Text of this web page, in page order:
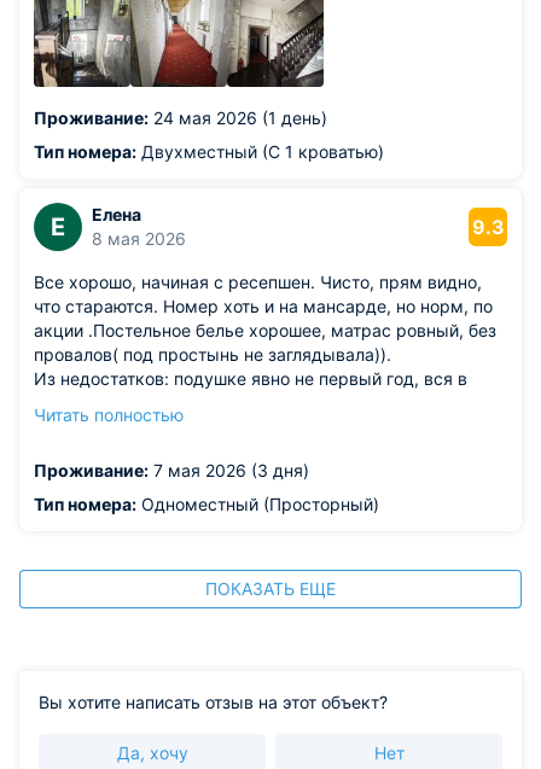
Проживание: 24 мая 2026 (1 день)
Тип номера: Двухместный (С 1 кроватью)
Е
Елена
8 мая 2026
9.3
Все хорошо, начиная с ресепшен. Чисто, прям видно,
что стараются. Номер хоть и на мансарде, но норм, по
акции .Постельное белье хорошее, матрас ровный, без
провалов( под простынь не заглядывала)).
Из недостатков: подушке явно не первый год, вся в
для душа на честном слове держится( скажу на
Читать полностью
Проживание: 7 мая 2026 (3 дня)
Тип номера: Одноместный (Просторный)
ПОКАЗАТЬ ЕЩЕ
Вы хотите написать отзыв на этот объект?
Да, хочу Нет